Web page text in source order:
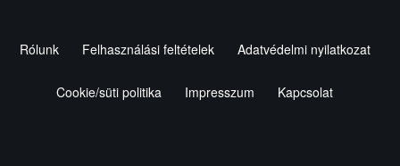
Rólunk Felhasználási feltételek Adatvédelmi nyilatkozat
Cookie/süti politika Impresszum Kapcsolat